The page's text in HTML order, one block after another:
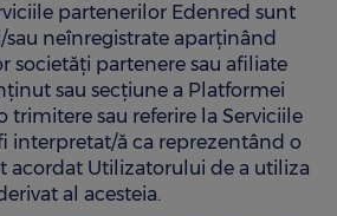
partenerilor Edenred sunt
sau neînregistrate aparținând
societăți partenere sau afiliate
sau secțiune a Platformei
trimitere sau referire la Serviciile
interpretat/ă ca reprezentând o
acordat Utilizatorului de a utiliza
al acesteia.